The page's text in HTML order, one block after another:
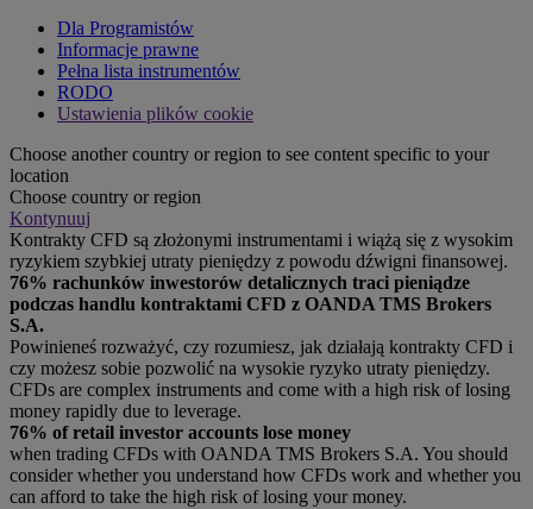
Dla Programistów
Informacje prawne
Pełna lista instrumentów
RODO
Ustawienia plików cookie
Choose another country or region to see content specific to your
location
Choose country or region
Kontynuuj
Kontrakty CFD są złożonymi instrumentami i wiążą się z wysokim
ryzykiem szybkiej utraty pieniędzy z powodu dźwigni finansowej.
76% rachunków inwestorów detalicznych traci pieniądze
podczas handlu kontraktami CFD z OANDA TMS Brokers
S.A.
Powinieneś rozważyć, czy rozumiesz, jak działają kontrakty CFD i
czy możesz sobie pozwolić na wysokie ryzyko utraty pieniędzy.
CFDs are complex instruments and come with a high risk of losing
money rapidly due to leverage.
76% of retail investor accounts lose money
when trading CFDs with OANDA TMS Brokers S.A. You should
consider whether you understand how CFDs work and whether you
can afford to take the high risk of losing your money.